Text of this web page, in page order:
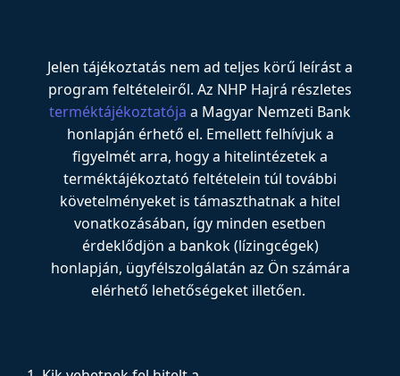
Jelen tájékoztatás nem ad teljes körű leírást a
program feltételeiről. Az NHP Hajrá részletes
terméktájékoztatója a Magyar Nemzeti Bank
honlapján érhető el. Emellett felhívjuk a
figyelmét arra, hogy a hitelintézetek a
terméktájékoztató feltételein túl további
követelményeket is támaszthatnak a hitel
vonatkozásában, így minden esetben
érdeklődjön a bankok (lízingcégek)
honlapján, ügyfélszolgálatán az Ön számára
elérhető lehetőségeket illetően.